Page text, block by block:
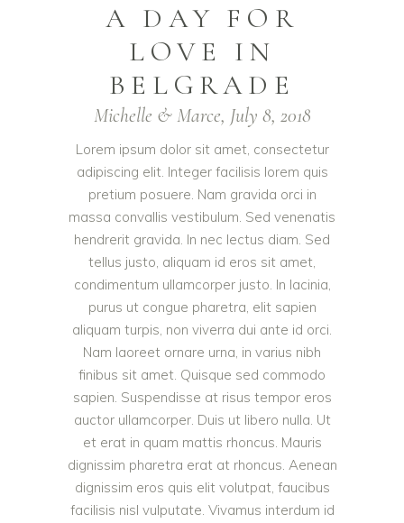
A DAY FOR
LOVE IN
BELGRADE
Michelle & Marce, July 8, 2018
Lorem ipsum dolor sit amet, consectetur
adipiscing elit. Integer facilisis lorem quis
pretium posuere. Nam gravida orci in
massa convallis vestibulum. Sed venenatis
hendrerit gravida. In nec lectus diam. Sed
tellus justo, aliquam id eros sit amet,
condimentum ullamcorper justo. In lacinia,
purus ut congue pharetra, elit sapien
aliquam turpis, non viverra dui ante id orci.
Nam laoreet ornare urna, in varius nibh
finibus sit amet. Quisque sed commodo
sapien. Suspendisse at risus tempor eros
auctor ullamcorper. Duis ut libero nulla. Ut
et erat in quam mattis rhoncus. Mauris
dignissim pharetra erat at rhoncus. Aenean
dignissim eros quis elit volutpat, faucibus
facilisis nisl vulputate. Vivamus interdum id